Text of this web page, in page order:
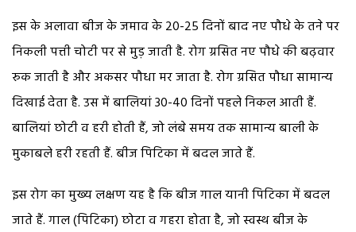
इस के अलावा बीज के जमाव के 20-25 दिनों बाद नए पौधे के तने पर
निकली पत्ती चोटी पर से मुड़ जाती है. रोग ग्रसित नए पौधे की बढ़वार
रुक जाती है और अकसर पौधा मर जाता है. रोग ग्रसित पौधा सामान्य
दिखाई देता है. उस में बालियां 30-40 दिनों पहले निकल आती हैं.
बालियां छोटी व हरी होती हैं, जो लंबे समय तक सामान्य बाली के
मुकाबले हरी रहती हैं. बीज पिटिका में बदल जाते हैं.
इस रोग का मुख्य लक्षण यह है कि बीज गाल यानी पिटिका में बदल
जाते हैं. गाल (पिटिका) छोटा व गहरा होता है, जो स्वस्थ बीज के